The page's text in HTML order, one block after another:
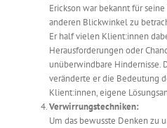
Erickson war bekannt für
anderen Blickwinkel zu
Er half vielen Klient:innen
Herausforderungen oder
unüberwindbare Hindernisse.
veränderte er die Bedeutung
Klient:innen, eigene
Verwirrungstechniken:
Um das bewusste Denken zu